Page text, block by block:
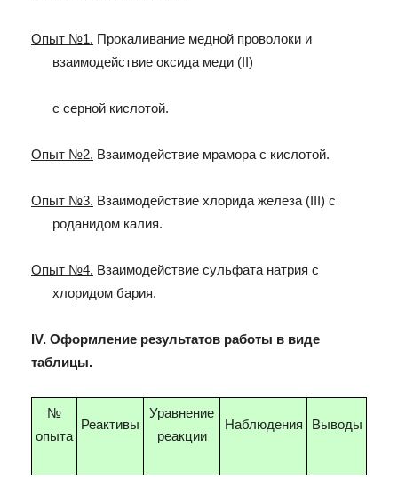
Опыт №1. Прокаливание медной проволоки и
взаимодействие оксида меди (II)
с серной кислотой.
Опыт №2. Взаимодействие мрамора с кислотой.
Опыт №3. Взаимодействие хлорида железа (III) с
роданидом калия.
Опыт №4. Взаимодействие сульфата натрия с
хлоридом бария.
IV. Оформление результатов работы в виде
таблицы.
№
опыта
Реактивы
Уравнение
реакции
Наблюдения Выводы